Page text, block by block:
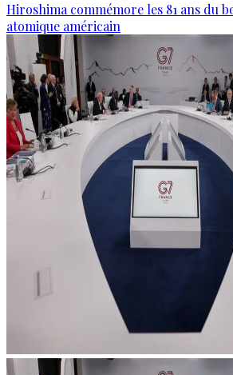
Hiroshima commémore les 81 ans du
atomique américain